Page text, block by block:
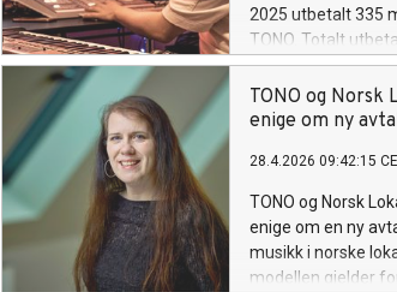
2025 utbetalt 335
TONO. Totalt
millioner kroner til
og utland.
TONO og Norsk
enige om ny
28.4.2026 09:42:15
TONO og Norsk
enige om en ny
musikk i norske
modellen gjelder